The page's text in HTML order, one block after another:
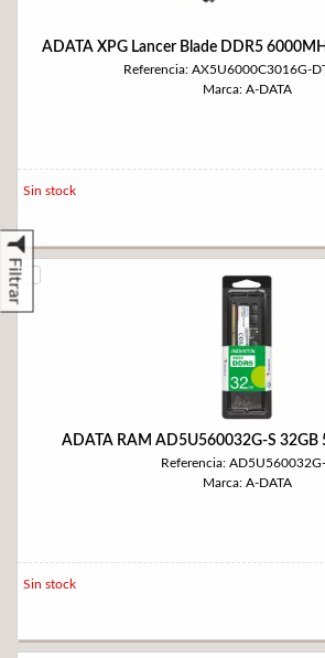
Filtrar
ADATA XPG Lancer Blade DDR5
Referencia: AX5U6000C3016G-
Marca: A-DATA
Sin stock
ADATA RAM AD5U560032G-S 32GB
Referencia:
Marca: A-DATA
Sin stock